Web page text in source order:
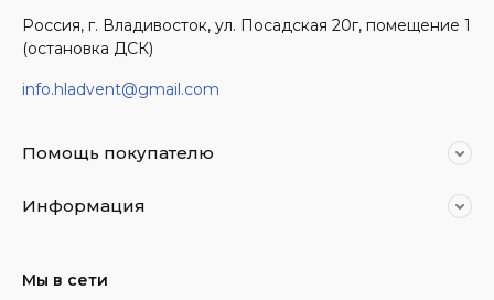
Россия, г. Владивосток, ул. Посадская 20г, помещение 1
(остановка ДСК)
info.hladvent@gmail.com
Помощь покупателю
Информация
Мы в сети